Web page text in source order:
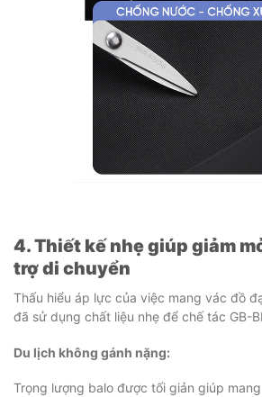
4. Thiết kế nhẹ giúp giảm
trợ di chuyển
Thấu hiểu áp lực của việc mang vác đồ
đã sử dụng chất liệu nhẹ để chế tác GB-
Du lịch không gánh nặng:
Trọng lượng balo được tối giản giúp